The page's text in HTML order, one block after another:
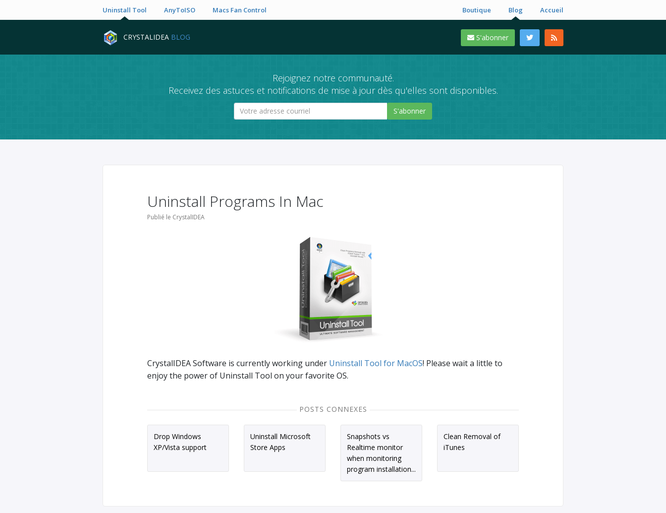
Uninstall Tool AnyToISO Macs Fan Control Boutique Blog Accueil
CRYSTALIDEA BLOG S'abonner
Rejoignez notre communauté.
Receivez des astuces et notifications de mise à jour dès qu'elles sont disponibles.
S'abonner
Uninstall Programs In Mac
Publié le CrystalIDEA
CrystalIDEA Software is currently working under Uninstall Tool for MacOS! Please wait a little to
enjoy the power of Uninstall Tool on your favorite OS.
POSTS CONNEXES
Drop Windows
XP/Vista support
Uninstall Microsoft
Store Apps
Snapshots vs
Realtime monitor
when monitoring
program installation...
Clean Removal of
iTunes